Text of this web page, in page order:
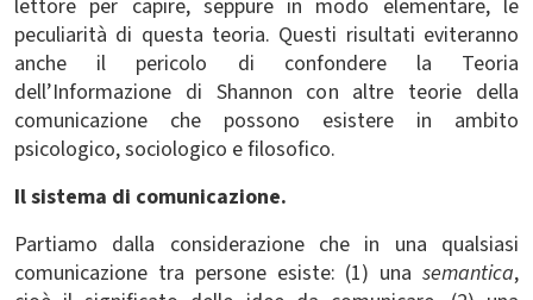
lettore per capire, seppure in modo elementare, le
peculiarità di questa teoria. Questi risultati eviteranno
anche il pericolo di confondere la Teoria
dell’Informazione di Shannon con altre teorie della
comunicazione che possono esistere in ambito
psicologico, sociologico e filosofico.
Il sistema di comunicazione.
Partiamo dalla considerazione che in una qualsiasi
comunicazione tra persone esiste: (1) una semantica,